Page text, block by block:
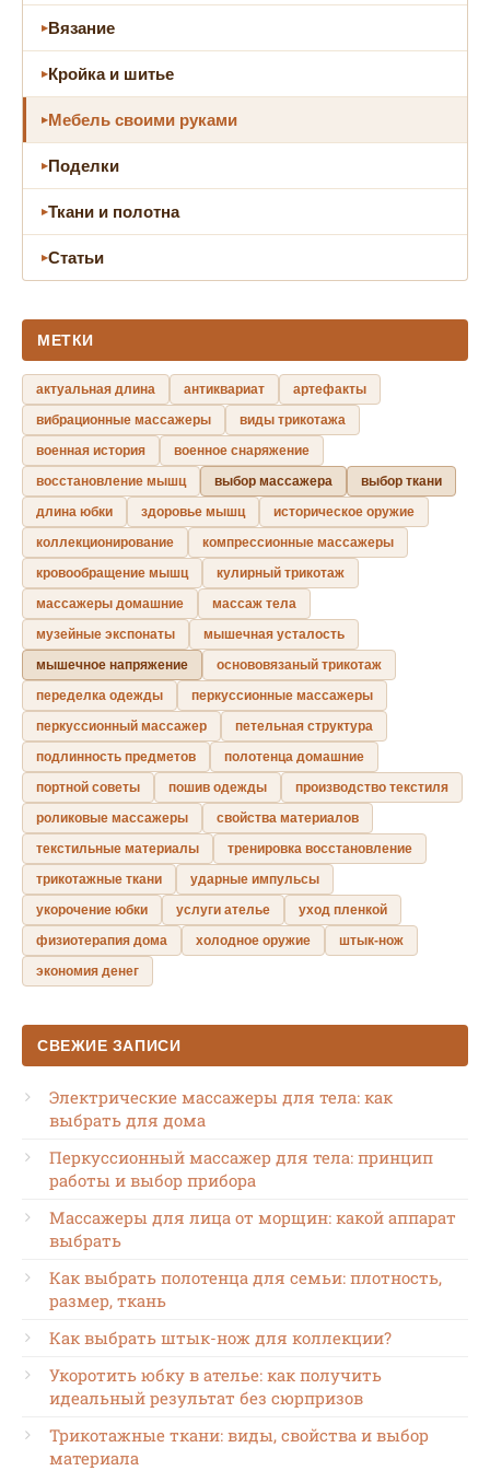
Вязание
Кройка и шитье
Мебель своими руками
Поделки
Ткани и полотна
Статьи
МЕТКИ
актуальная длина антиквариат
артефакты
вибрационные массажеры
виды трикотажа
военная история
военное снаряжение
восстановление мышц
выбор массажера
выбор ткани
длина юбки
здоровье мышц
историческое оружие
коллекционирование
компрессионные массажеры
кровообращение мышц
кулирный трикотаж
массажеры домашние
массаж тела
музейные экспонаты
мышечная усталость
мышечное напряжение
основовязаный трикотаж
переделка одежды
перкуссионные массажеры
перкуссионный массажер
петельная структура
подлинность предметов
полотенца домашние
портной советы
пошив одежды
производство текстиля
роликовые массажеры
свойства материалов
текстильные материалы
тренировка восстановление
трикотажные ткани
ударные импульсы
укорочение юбки
услуги ателье
уход пленкой
физиотерапия дома
холодное оружие
штык-нож
экономия денег
СВЕЖИЕ ЗАПИСИ
Электрические массажеры для тела: как
выбрать для дома
Перкуссионный массажер для тела: принцип
работы и выбор прибора
Массажеры для лица от морщин: какой аппарат
выбрать
Как выбрать полотенца для семьи: плотность,
размер, ткань
Как выбрать штык-нож для коллекции?
Укоротить юбку в ателье: как получить
идеальный результат без сюрпризов
Трикотажные ткани: виды, свойства и выбор
материала